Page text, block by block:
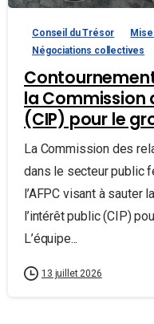
Conseil du Trésor
Négociations collectives
la Commission
(CIP) pour le
La Commission des
dans le secteur public
l’AFPC visant à sauter
l’intérêt public (CIP)
L’équipe...
13 juillet 2026